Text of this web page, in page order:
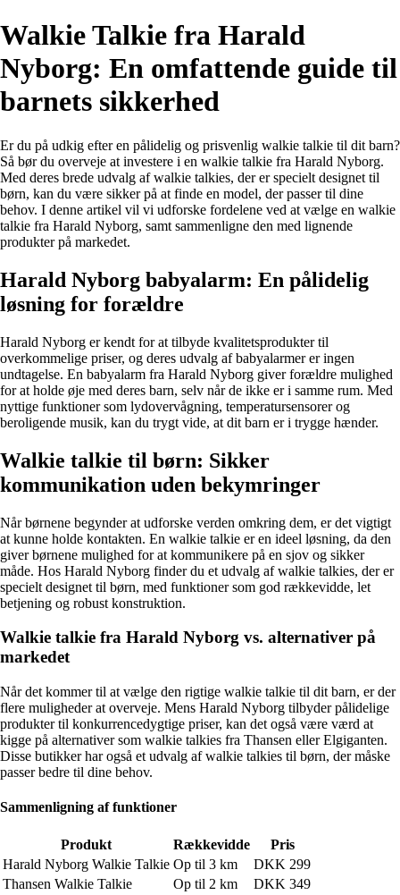
Walkie Talkie fra Harald
Nyborg: En omfattende guide til
barnets sikkerhed
Er du på udkig efter en pålidelig og prisvenlig walkie talkie til dit barn?
Så bør du overveje at investere i en walkie talkie fra Harald Nyborg.
Med deres brede udvalg af walkie talkies, der er specielt designet til
børn, kan du være sikker på at finde en model, der passer til dine
behov. I denne artikel vil vi udforske fordelene ved at vælge en walkie
talkie fra Harald Nyborg, samt sammenligne den med lignende
produkter på markedet.
Harald Nyborg babyalarm: En pålidelig
løsning for forældre
Harald Nyborg er kendt for at tilbyde kvalitetsprodukter til
overkommelige priser, og deres udvalg af babyalarmer er ingen
undtagelse. En babyalarm fra Harald Nyborg giver forældre mulighed
for at holde øje med deres barn, selv når de ikke er i samme rum. Med
nyttige funktioner som lydovervågning, temperatursensorer og
beroligende musik, kan du trygt vide, at dit barn er i trygge hænder.
Walkie talkie til børn: Sikker
kommunikation uden bekymringer
Når børnene begynder at udforske verden omkring dem, er det vigtigt
at kunne holde kontakten. En walkie talkie er en ideel løsning, da den
giver børnene mulighed for at kommunikere på en sjov og sikker
måde. Hos Harald Nyborg finder du et udvalg af walkie talkies, der er
specielt designet til børn, med funktioner som god rækkevidde, let
betjening og robust konstruktion.
Walkie talkie fra Harald Nyborg vs. alternativer på
markedet
Når det kommer til at vælge den rigtige walkie talkie til dit barn, er der
flere muligheder at overveje. Mens Harald Nyborg tilbyder pålidelige
produkter til konkurrencedygtige priser, kan det også være værd at
kigge på alternativer som walkie talkies fra Thansen eller Elgiganten.
Disse butikker har også et udvalg af walkie talkies til børn, der måske
passer bedre til dine behov.
Sammenligning af funktioner
Produkt Rækkevidde
Pris
Harald Nyborg Walkie Talkie Op til 3 km
DKK 299
Thansen Walkie Talkie
Op til 2 km
DKK 349